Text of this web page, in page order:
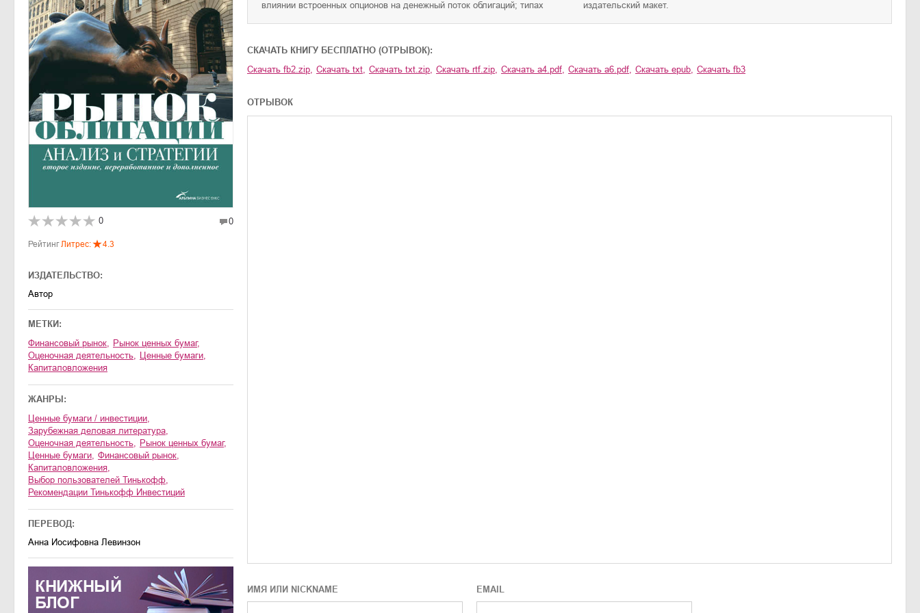
0 0
РейтингЛитрес: 4.3
ИЗДАТЕЛЬСТВО:
Автор
МЕТКИ:
финансовый рынок, рынок ценных бумаг,
оценочная деятельность, ценные бумаги,
капиталовложения
ЖАНРЫ:
ценные бумаги / инвестиции,
зарубежная деловая литература,
оценочная деятельность, рынок ценных бумаг,
ценные бумаги, финансовый рынок,
капиталовложения,
Выбор пользователей Тинькофф,
Рекомендации Тинькофф Инвестиций
ПЕРЕВОД:
Анна Иосифовна Левинзон
КНИЖНЫЙ
БЛОГ
влиянии встроенных опционов на денежный поток облигаций; типах издательский макет.
CКАЧАТЬ КНИГУ БЕСПЛАТНО (ОТРЫВОК):
Скачать fb2.zip, Скачать txt, Скачать txt.zip, Скачать rtf.zip, Скачать a4.pdf, Скачать a6.pdf, Скачать epub, Скачать fb3
ОТРЫВОК
ИМЯ ИЛИ NICKNAME EMAIL